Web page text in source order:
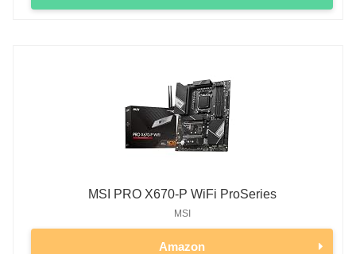
MSI PRO X670-P WiFi ProSeries
MSI
Amazon